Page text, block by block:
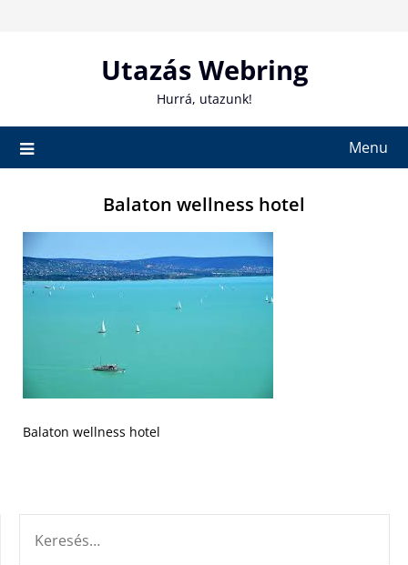
Utazás Webring
Hurrá, utazunk!
Menu
Balaton wellness hotel
Balaton wellness hotel